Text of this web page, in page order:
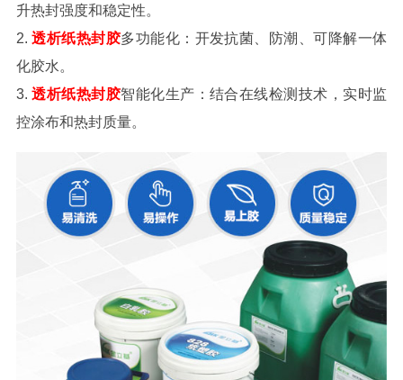
升热封强度和稳定性。
2.透析纸热封胶多功能化 ：开发抗菌、防潮、可降解一体
化胶水。
3.透析纸热封胶智能化生产 ：结合在线检测技术，实时监
控涂布和热封质量。